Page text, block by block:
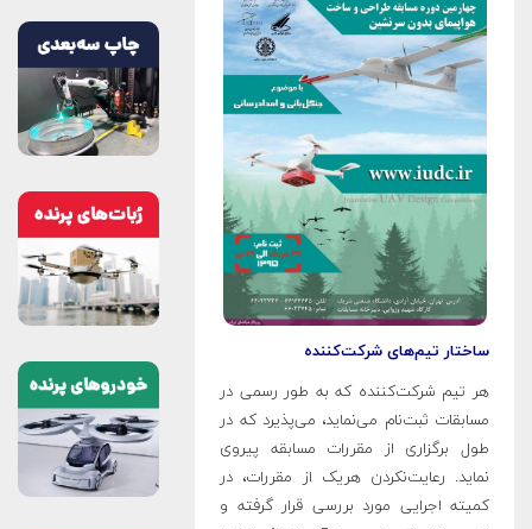
ساختار تیم‌های شرکت‌کننده
هر تیم شرکت‌کننده که به طور رسمی در
مسابقات ثبت‌نام می‌نماید، می‌پذیرد که در
طول برگزاری از مقررات مسابقه پیروی
نماید. رعایت‌نکردن هریک از مقررات، در
کمیته اجرایی مورد بررسی قرار گرفته و